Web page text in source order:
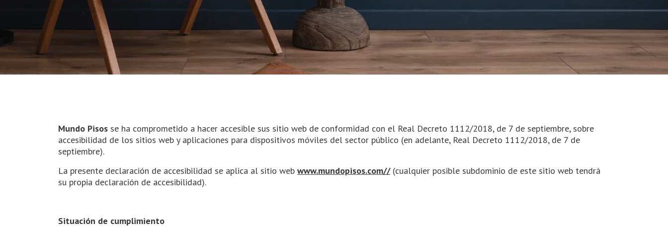
Mundo Pisos se ha comprometido a hacer accesible sus sitio web de conformidad con el Real Decreto 1112/2018, de 7 de septiembre, sobre
accesibilidad de los sitios web y aplicaciones para dispositivos móviles del sector público (en adelante, Real Decreto 1112/2018, de 7 de
septiembre).
La presente declaración de accesibilidad se aplica al sitio web www.mundopisos.com//(cualquier posible subdominio de este sitio web tendrá
su propia declaración de accesibilidad).
Situación de cumplimiento